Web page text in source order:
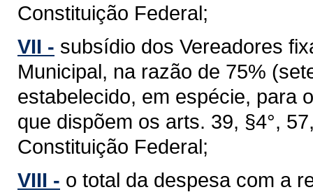
Constituição Federal;
VII - subsídio dos Vereadores
Municipal, na razão de 75%
estabelecido, em espécie, para
que dispõem os arts. 39, §4°,
Constituição Federal;
VIII - o total da despesa com a